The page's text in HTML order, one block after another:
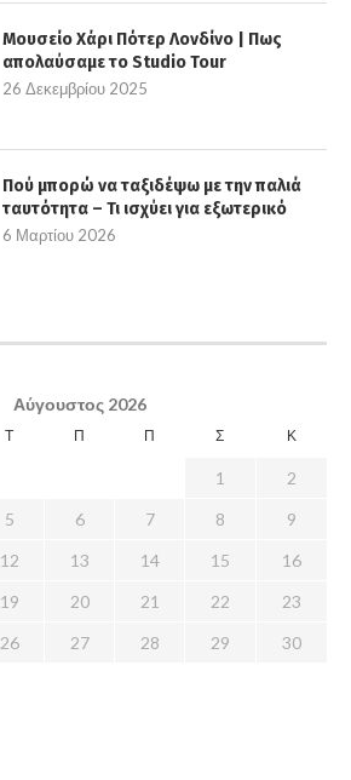
Μουσείο Χάρι Πότερ Λονδίνο | Πως
απολαύσαμε το Studio Tour
26 Δεκεμβρίου 2025
Πού μπορώ να ταξιδέψω με την παλιά
ταυτότητα – Τι ισχύει για εξωτερικό
6 Μαρτίου 2026
Αύγουστος 2026
Τ Π Π Σ Κ
1
2
5 6 7 8
9
12 13 14 15
16
19 20 21 22
23
26 27 28 29
30